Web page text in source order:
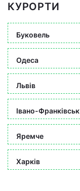
КУРОРТИ
Буковель
Одеса
Львів
Івано-Франківськ
Яремче
Харків